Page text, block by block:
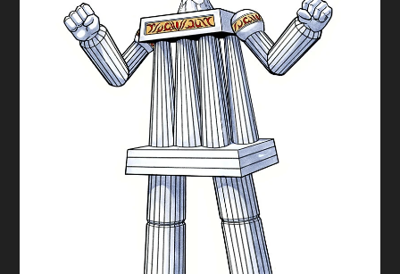
アニメ
コミックス